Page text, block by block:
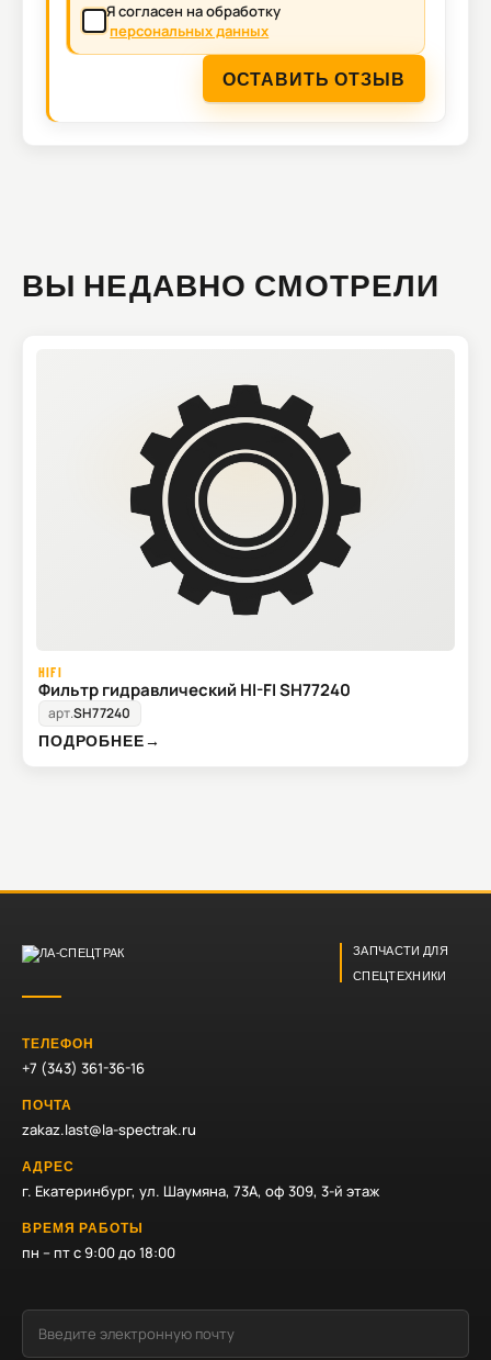
Я согласен на обработку
персональных данных
ОСТАВИТЬ ОТЗЫВ
ВЫ НЕДАВНО СМОТРЕЛИ
HIFI
Фильтр гидравлический HI-FI SH77240
арт.SH77240
ПОДРОБНЕЕ→
ЗАПЧАСТИ ДЛЯ
СПЕЦТЕХНИКИ
ТЕЛЕФОН
+7 (343) 361-36-16
ПОЧТА
zakaz.last@la-spectrak.ru
АДРЕС
г. Екатеринбург, ул. Шаумяна, 73А, оф 309, 3-й этаж
ВРЕМЯ РАБОТЫ
пн – пт с 9:00 до 18:00